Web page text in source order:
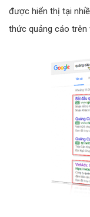
được hiển thị tại
thức quảng cáo trên